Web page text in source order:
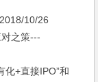
10/26
之策---
+直接IPO”和